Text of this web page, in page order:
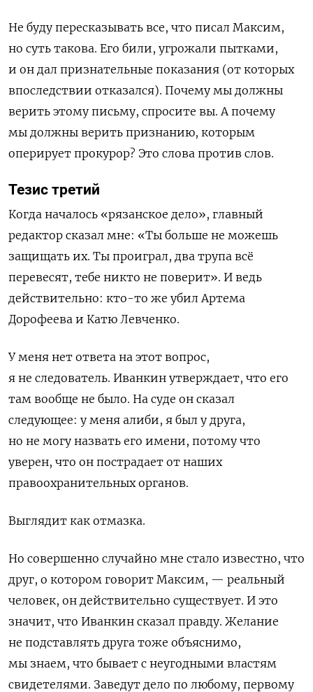
Не буду пересказывать все, что писал Максим,
но суть такова. Его били, угрожали пытками,
и он дал признательные показания (от которых
впоследствии отказался). Почему мы должны
верить этому письму, спросите вы. А почему
мы должны верить признанию, которым
оперирует прокурор? Это слова против слов.
Тезис третий
Когда началось «рязанское дело», главный
редактор сказал мне: «Ты больше не можешь
защищать их. Ты проиграл, два трупа всё
перевесят, тебе никто не поверит». И ведь
действительно: кто-то же убил Артема
Дорофеева и Катю Левченко.
У меня нет ответа на этот вопрос,
я не следователь. Иванкин утверждает, что его
там вообще не было. На суде он сказал
следующее: у меня алиби, я был у друга,
но не могу назвать его имени, потому что
уверен, что он пострадает от наших
правоохранительных органов.
Выглядит как отмазка.
Но совершенно случайно мне стало известно, что
друг, о котором говорит Максим, — реальный
человек, он действительно существует. И это
значит, что Иванкин сказал правду. Желание
не подставлять друга тоже объяснимо,
мы знаем, что бывает с неугодными властям
свидетелями. Заведут дело по любому, первому